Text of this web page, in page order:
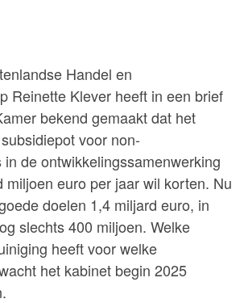
Handel en
Reinette Klever heeft in een brief
bekend gemaakt dat het
voor non-
de ontwikkelingssamenwerking
miljoen euro per jaar wil korten. Nu
doelen 1,4 miljard euro, in
slechts 400 miljoen. Welke
heeft voor welke
het kabinet begin 2025